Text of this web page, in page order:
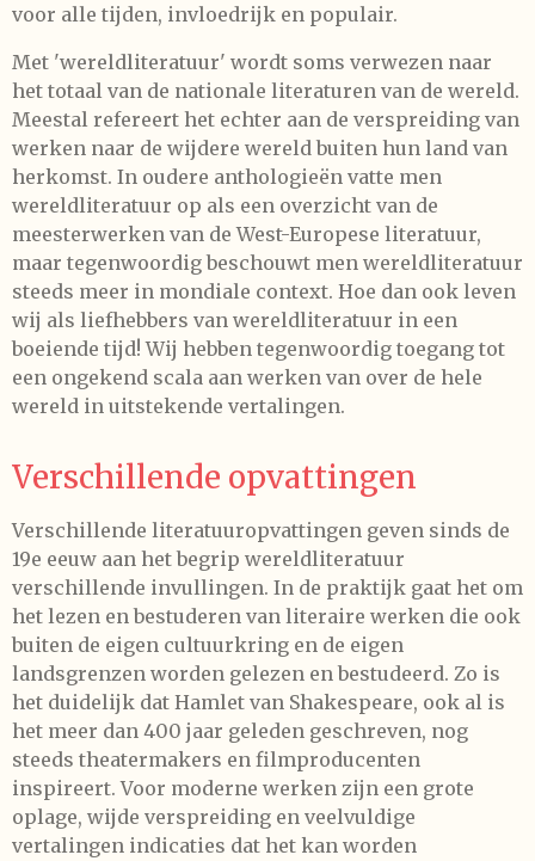
voor alle tijden, invloedrijk en populair.
Met 'wereldliteratuur' wordt soms verwezen naar
het totaal van de nationale literaturen van de wereld.
Meestal refereert het echter aan de verspreiding van
werken naar de wijdere wereld buiten hun land van
herkomst. In oudere anthologieën vatte men
wereldliteratuur op als een overzicht van de
meesterwerken van de West-Europese literatuur,
maar tegenwoordig beschouwt men wereldliteratuur
steeds meer in mondiale context. Hoe dan ook leven
wij als liefhebbers van wereldliteratuur in een
boeiende tijd! Wij hebben tegenwoordig toegang tot
een ongekend scala aan werken van over de hele
wereld in uitstekende vertalingen.
Verschillende opvattingen
Verschillende literatuuropvattingen geven sinds de
19e eeuw aan het begrip wereldliteratuur
verschillende invullingen. In de praktijk gaat het om
het lezen en bestuderen van literaire werken die ook
buiten de eigen cultuurkring en de eigen
landsgrenzen worden gelezen en bestudeerd. Zo is
het duidelijk dat Hamlet van Shakespeare, ook al is
het meer dan 400 jaar geleden geschreven, nog
steeds theatermakers en filmproducenten
inspireert. Voor moderne werken zijn een grote
oplage, wijde verspreiding en veelvuldige
vertalingen indicaties dat het kan worden